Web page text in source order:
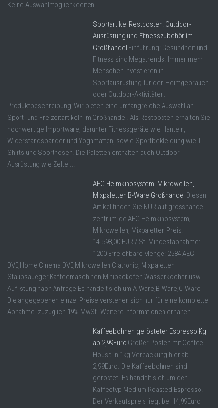
Keine Auswahlmöglichkeeiten ...
Sportartikel Restposten: Outdoor-
Ausrüstung und Fitnesszubehör im
Großhandel Einführung: Gesundheit und
Fitness sind Megatrends. Immer mehr
Menschen investieren in
Sportausrüstung für den Heimgebrauch
oder Outdoor-Aktivitäten.
Produktbeschreibung: Wir bieten eine umfangreiche Auswahl an
Sport- und Freizeitartikeln im Großhandel. Als Restposten erhalten Sie
hochwertige Importware, darunter Fitnessgeräte wie Hanteln,
Widerstandsbänder und Yogamatten, sowie Sportbekleidung wie T-
Shirts und Sporthosen. Die Paletten enthalten auch Outdoor-
Ausrüstung wie Zelte ...
AEG Heimkinosystem, Mikrowellen,
Mixpaletten B-Ware Großhandel Diesen
Artikel finden Sie NUR auf grosshandel-
zentrum.de AEG Heimkinosystem,
Mikrowellen, Mixpaletten Preis:
14.598,00 EUR / St. Mindestabnahme:
1200 Erreichbare Menge: 2584 AEG
DVD,Home Cinema DVD,Mikrowellen Clatronic, Mixpaletten
Staubsaueger,Kaffeemaschinen,Minibackofen Wasserkocher usw.
Auflistung nach Anfrage Es handelt sich um A-Ware,B-Ware,C-Ware
Die angegebenen einzel Preise verstehen sich nur für eine komplette
Abnahme. zuzüglich 19% MwSt. Weitere Informationen erhalten ...
Kaffeebohnen gerösteter Espresso Kg
ab 2,99Euro Großer Posten mit Coffee
House in 1kg Verpackung hier ab
2,99Euro. DIe Kaffeebohnen sind
geröstet. Es handelt sich um den
Kaffeetyp Medium Roasted Espresso.
Der Verkaufspreis liegt bei 14,99Euro